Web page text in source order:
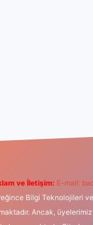
ve İletişim: E-mail:
Bilgi Teknolojileri
Ancak,